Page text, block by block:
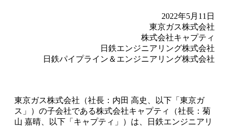
2022年5月11日
東京ガス株式会社
株式会社キャプティ
日鉄エンジニアリング株式会社
日鉄パイプライン＆エンジニアリング株式会社
東京ガス株式会社（社長：内田 高史、以下「東京ガ
ス」）の子会社である株式会社キャプティ（社長：菊
山 嘉晴、以下「キャプティ」）は、日鉄エンジニアリ